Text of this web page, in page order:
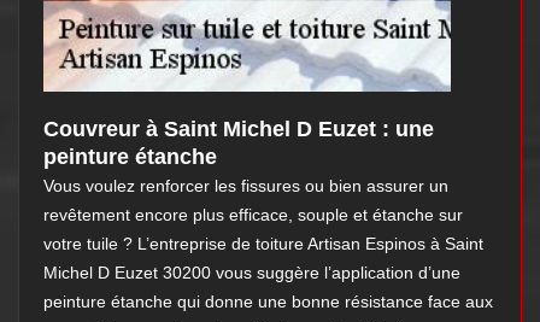
Couvreur à Saint Michel D Euzet : une
peinture étanche
Vous voulez renforcer les fissures ou bien assurer un
revêtement encore plus efficace, souple et étanche sur
votre tuile ? L’entreprise de toiture Artisan Espinos à Saint
Michel D Euzet 30200 vous suggère l’application d’une
peinture étanche qui donne une bonne résistance face aux